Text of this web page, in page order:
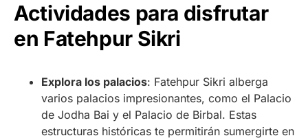
Actividades para disfrutar
en Fatehpur Sikri
Explora los palacios: Fatehpur Sikri alberga
varios palacios impresionantes, como el Palacio
de Jodha Bai y el Palacio de Birbal. Estas
estructuras históricas te permitirán sumergirte en